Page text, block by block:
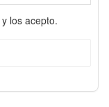
y los acepto.